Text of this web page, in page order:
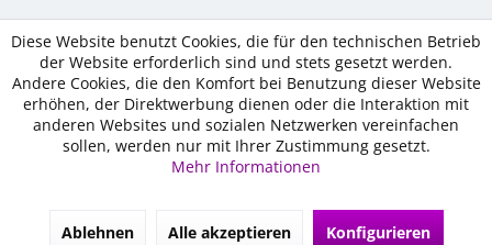
Diese Website benutzt Cookies, die für den technischen Betrieb
der Website erforderlich sind und stets gesetzt werden.
Andere Cookies, die den Komfort bei Benutzung dieser Website
erhöhen, der Direktwerbung dienen oder die Interaktion mit
anderen Websites und sozialen Netzwerken vereinfachen
sollen, werden nur mit Ihrer Zustimmung gesetzt.
Mehr Informationen
Ablehnen Alle akzeptieren Konfigurieren